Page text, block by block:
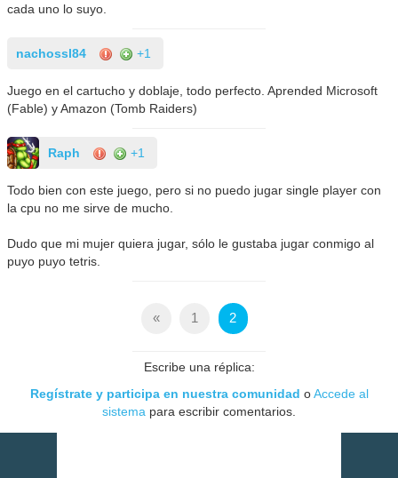
cada uno lo suyo.
nachossl84 +1
Juego en el cartucho y doblaje, todo perfecto. Aprended Microsoft
(Fable) y Amazon (Tomb Raiders)
Raph +1
Todo bien con este juego, pero si no puedo jugar single player con
la cpu no me sirve de mucho.
Dudo que mi mujer quiera jugar, sólo le gustaba jugar conmigo al
puyo puyo tetris.
« 1 2
Escribe una réplica:
Regístrate y participa en nuestra comunidad oAccede al
sistema para escribir comentarios.